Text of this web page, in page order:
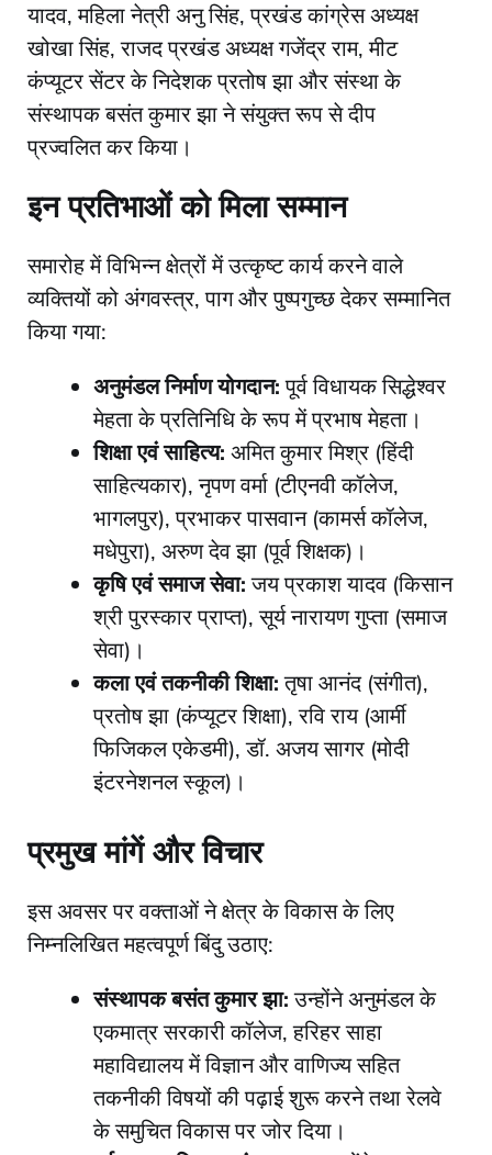
यादव, महिला नेत्री अनु सिंह, प्रखंड कांग्रेस अध्यक्ष
खोखा सिंह, राजद प्रखंड अध्यक्ष गजेंद्र राम, मीट
कंप्यूटर सेंटर के निदेशक प्रतोष झा और संस्था के
संस्थापक बसंत कुमार झा ने संयुक्त रूप से दीप
प्रज्वलित कर किया।
​इन प्रतिभाओं को मिला सम्मान
​समारोह में विभिन्न क्षेत्रों में उत्कृष्ट कार्य करने वाले
व्यक्तियों को अंगवस्त्र, पाग और पुष्पगुच्छ देकर सम्मानित
किया गया:
अनुमंडल निर्माण योगदान:पूर्व विधायक सिद्धेश्वर
मेहता के प्रतिनिधि के रूप में प्रभाष मेहता।
शिक्षा एवं साहित्य: अमित कुमार मिश्र (हिंदी
साहित्यकार), नृपण वर्मा (टीएनवी कॉलेज,
भागलपुर), प्रभाकर पासवान (कामर्स कॉलेज,
मधेपुरा), अरुण देव झा (पूर्व शिक्षक)।
कृषि एवं समाज सेवा:जय प्रकाश यादव (किसान
श्री पुरस्कार प्राप्त), सूर्य नारायण गुप्ता (समाज
सेवा)।
कला एवं तकनीकी शिक्षा:तृषा आनंद (संगीत),
प्रतोष झा (कंप्यूटर शिक्षा), रवि राय (आर्मी
फिजिकल एकेडमी), डॉ. अजय सागर (मोदी
इंटरनेशनल स्कूल)।
​प्रमुख मांगें और विचार
​इस अवसर पर वक्ताओं ने क्षेत्र के विकास के लिए
निम्नलिखित महत्वपूर्ण बिंदु उठाए:
संस्थापक बसंत कुमार झा:उन्होंने अनुमंडल के
एकमात्र सरकारी कॉलेज, हरिहर साहा
महाविद्यालय में विज्ञान और वाणिज्य सहित
तकनीकी विषयों की पढ़ाई शुरू करने तथा रेलवे
के समुचित विकास पर जोर दिया।